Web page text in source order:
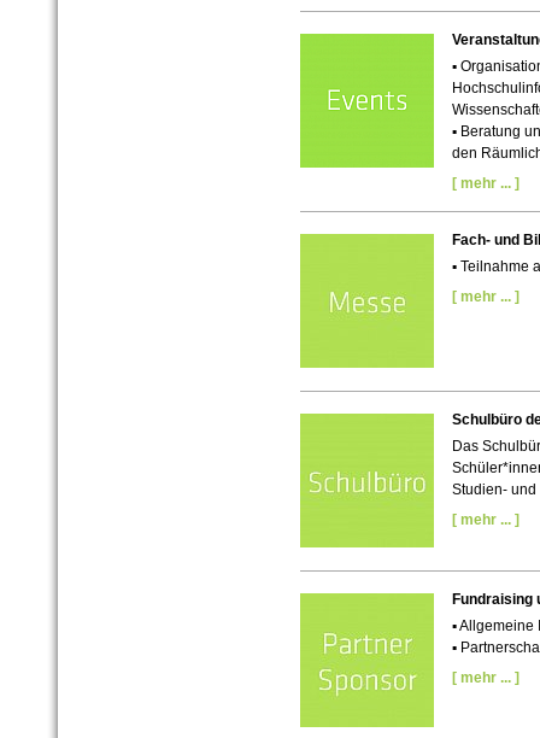
▪
▪ Beratung
den
[ mehr ... ]
Fach- und
▪Teilnahme
[ mehr ... ]
Schulbüro
Das
Studien-
[ mehr ... ]
Fundraising
▪ Allgemeine
▪
[ mehr ... ]